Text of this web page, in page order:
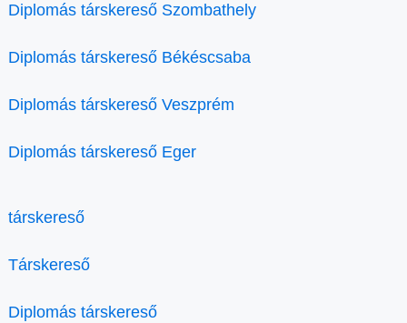
Diplomás társkereső Szombathely
Diplomás társkereső Békéscsaba
Diplomás társkereső Veszprém
Diplomás társkereső Eger
társkereső
Társkereső
Diplomás társkereső